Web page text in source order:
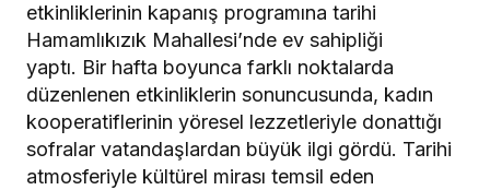
etkinliklerinin kapanış programına tarihi
Hamamlıkızık Mahallesi’nde ev sahipliği
yaptı. Bir hafta boyunca farklı noktalarda
düzenlenen etkinliklerin sonuncusunda, kadın
kooperatiflerinin yöresel lezzetleriyle donattığı
sofralar vatandaşlardan büyük ilgi gördü. Tarihi
atmosferiyle kültürel mirası temsil eden